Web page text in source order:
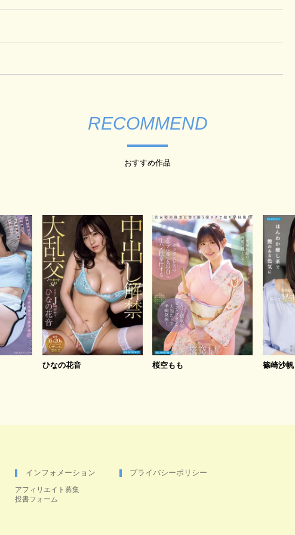
RECOMMEND
おすすめ作品
ひなの花音 桜空もも 篠崎沙帆
インフォメーション
アフィリエイト募集
投書フォーム
プライバシーポリシー